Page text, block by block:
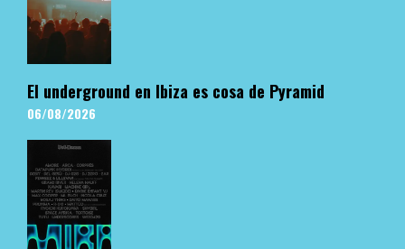
El underground en Ibiza es cosa de Pyramid
06/08/2026